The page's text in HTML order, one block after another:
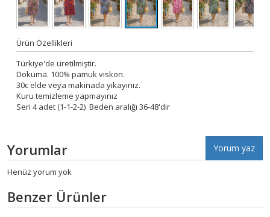
Ürün Özellikleri
Türkiye'de üretilmiştir.
Dokuma. 100% pamuk viskon.
30c elde veya makinada yıkayınız.
Kuru temizleme yapmayınız
Seri 4 adet (1-1-2-2) Beden aralığı 36-48'dir
Yorumlar Yorum yaz
Henüz yorum yok
Benzer Ürünler